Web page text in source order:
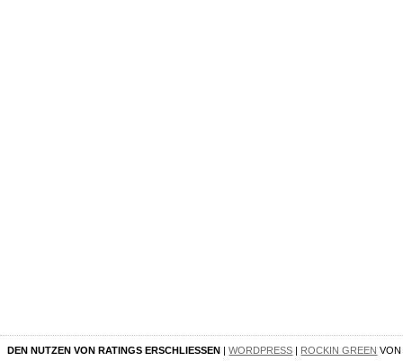
DEN NUTZEN VON RATINGS ERSCHLIESSEN |WORDPRESS | ROCKIN GREEN